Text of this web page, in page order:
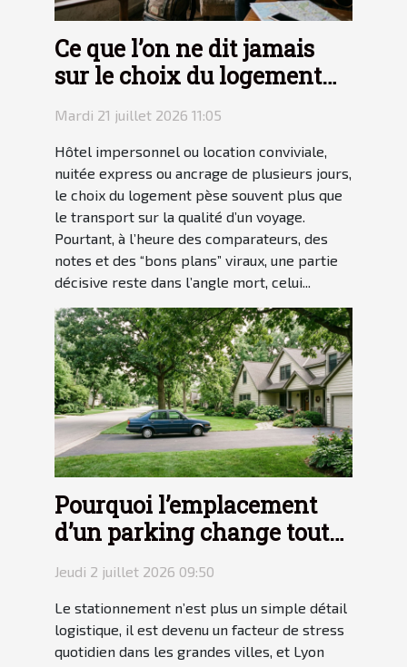
Ce que l’on ne dit jamais
sur le choix du logement
en voyage
Mardi 21 juillet 2026 11:05
Hôtel impersonnel ou location conviviale,
nuitée express ou ancrage de plusieurs jours,
le choix du logement pèse souvent plus que
le transport sur la qualité d’un voyage.
Pourtant, à l’heure des comparateurs, des
notes et des “bons plans” viraux, une partie
décisive reste dans l’angle mort, celui...
Pourquoi l’emplacement
d’un parking change tout
pour votre tranquillité
Jeudi 2 juillet 2026 09:50
Le stationnement n’est plus un simple détail
logistique, il est devenu un facteur de stress
quotidien dans les grandes villes, et Lyon